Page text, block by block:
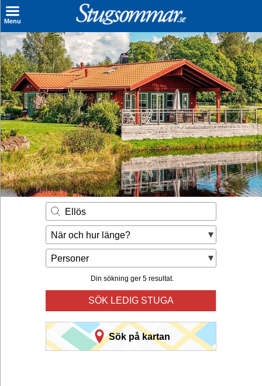
Menu
Sök stuga
Sista Minuten
Genvägar
Inspiration
Kontakt
Husägare
Se hur mycket du kan tjäna
Räkna ut din
hyresintäkt
Ellös
När och hur länge?
Personer
Din sökning ger 5 resultat.
SÖK LEDIG STUGA
Sök på kartan